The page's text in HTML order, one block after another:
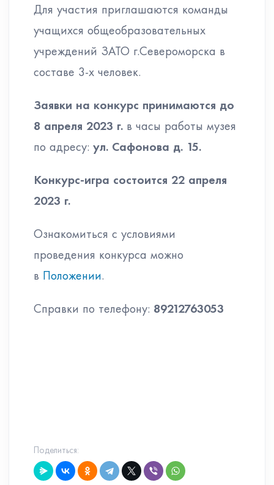
Для участия приглашаются команды
учащихся общеобразовательных
учреждений ЗАТО г.Североморска в
составе 3-х человек.
Заявки на конкурс принимаются до
8 апреля 2023 г. в часы работы музея
по адресу: ул. Сафонова д. 15.
Конкурс-игра состоится 22 апреля
2023 г.
Ознакомиться с условиями
проведения конкурса можно
в Положении.
Справки по телефону: 89212763053
Поделиться: